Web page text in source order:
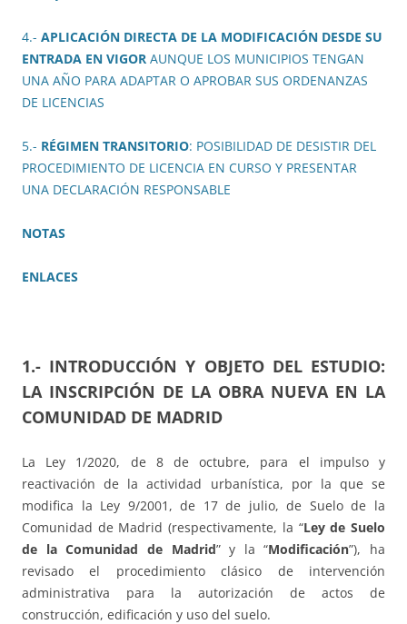
4.- APLICACIÓN DIRECTA DE LA MODIFICACIÓN DESDE SU
ENTRADA EN VIGOR AUNQUE LOS MUNICIPIOS TENGAN
UNA AÑO PARA ADAPTAR O APROBAR SUS ORDENANZAS
DE LICENCIAS
5.- RÉGIMEN TRANSITORIO: POSIBILIDAD DE DESISTIR DEL
PROCEDIMIENTO DE LICENCIA EN CURSO Y PRESENTAR
UNA DECLARACIÓN RESPONSABLE
NOTAS
ENLACES
1.- INTRODUCCIÓN Y OBJETO DEL ESTUDIO:
LA INSCRIPCIÓN DE LA OBRA NUEVA EN LA
COMUNIDAD DE MADRID
La Ley 1/2020, de 8 de octubre, para el impulso y
reactivación de la actividad urbanística, por la que se
modifica la Ley 9/2001, de 17 de julio, de Suelo de la
Comunidad de Madrid (respectivamente, la “Ley de Suelo
de la Comunidad de Madrid” y la “Modificación”), ha
revisado el procedimiento clásico de intervención
administrativa para la autorización de actos de
construcción, edificación y uso del suelo.